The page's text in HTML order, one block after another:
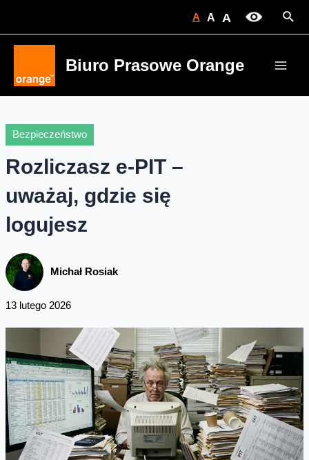
A A A
Biuro Prasowe Orange
Bezpieczeństwo
Rozliczasz e-PIT –
uważaj, gdzie się
logujesz
Michał Rosiak
13 lutego 2026